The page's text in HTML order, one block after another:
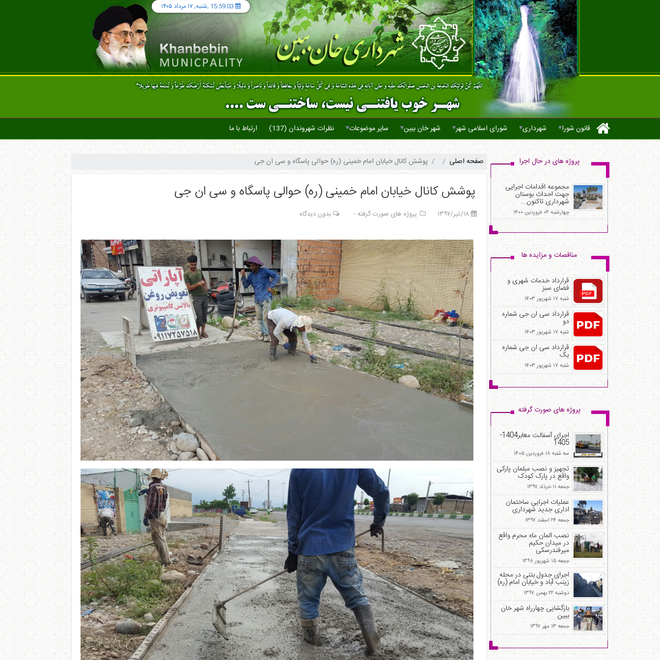
15:59:04 ,شنبه, ۱۷ مرداد ۱۴۰۵
قانون شورا▾ شهرداری▾ شورای اسلامی شهر▾ شهر خان ببین▾ سایر موضوعات▾ نظرات شهروندان (137) ارتباط با ما
مجموعه اقدامات اجرایی
جهت احداث بوستان
شهرداری تاکنون...
چهارشنبه ۰۴ فروردین ۱۴۰۰
قرارداد خدمات شهری و
فضای سبز
شنبه ۱۷ شهریور ۱۴۰۳
قرارداد سی ان جی شماره
دو
شنبه ۱۷ شهریور ۱۴۰۳
قرارداد سی ان جی شماره
یک
شنبه ۱۷ شهریور ۱۴۰۳
اجرای آسفالت معابر1404-
1405
سه شنبه ۱۸ فروردین ۱۴۰۵
تجهیز و نصب مبلمان پارکی
واقع در پارک کودک
جمعه ۱۱ خرداد ۱۳۹۷
عملیات اجرایی ساختمان
اداری جدید شهرداری
جمعه ۲۴ اسفند ۱۳۹۷
نصب المان ماه محرم واقع
در میدان حکیم
میرفندرسکی
جمعه ۱۵ شهریور ۱۳۹۸
اجرای جدول بتنی در محله
زینب آباد و خیابان امام (ره)
دوشنبه ۲۲ بهمن ۱۳۹۷
بازگشایی چهارراه شهر خان
ببین
جمعه ۱۳ مهر ۱۳۹۷
صفحه اصلی پوشش کانال خیابان امام خمینی (ره) حوالی پاسگاه و سی ان جی
پوشش کانال خیابان امام خمینی (ره) حوالی پاسگاه و سی ان جی
۱۸/تیر/۱۳۹۷ پروژه های صورت گرفته - بدون دیدگاه